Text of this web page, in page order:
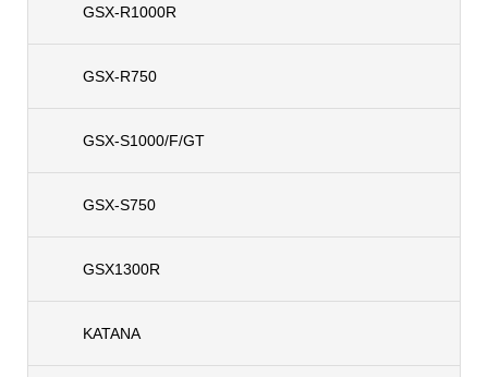
GSX-R1000R
GSX-R750
GSX-S1000/F/GT
GSX-S750
GSX1300R
KATANA